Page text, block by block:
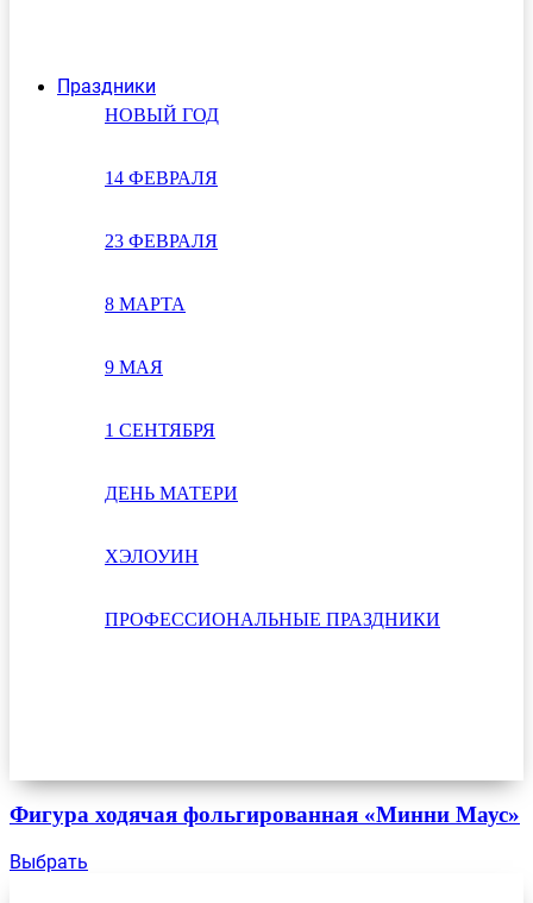
Праздники
НОВЫЙ ГОД
14 ФЕВРАЛЯ
23 ФЕВРАЛЯ
8 МАРТА
9 МАЯ
1 СЕНТЯБРЯ
ДЕНЬ МАТЕРИ
ХЭЛОУИН
ПРОФЕССИОНАЛЬНЫЕ ПРАЗДНИКИ
Фигура ходячая фольгированная «Минни Маус»
Выбрать